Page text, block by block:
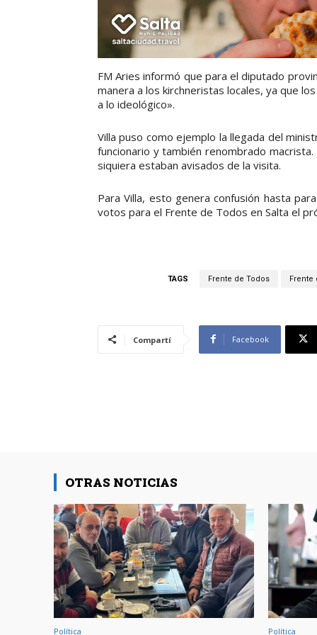
FM Aries informó que para el diputado
manera a los kirchneristas locales, ya que
a lo ideológico».
Villa puso como ejemplo la llegada del
funcionario y también renombrado
siquiera estaban avisados de la visita.
Para Villa, esto genera confusión hasta
votos para el Frente de Todos en Salta el
TAGS Frente de Todos Frente
Compartí Facebook
OTRAS NOTICIAS
Política Política